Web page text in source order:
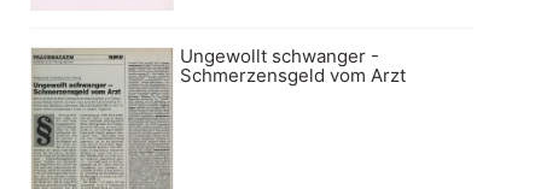
Ungewollt schwanger -
Schmerzensgeld vom Arzt